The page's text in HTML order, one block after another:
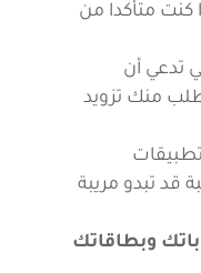
كنت متأكدا من
تدعي أن
منك تزويد
تطبيقات
قد تبدو مريبة
وبطاقاتك